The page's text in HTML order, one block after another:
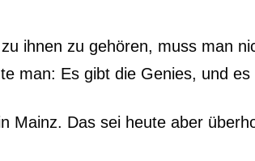
ihnen zu gehören, muss man
man: Es gibt die Genies, und es
Mainz. Das sei heute aber